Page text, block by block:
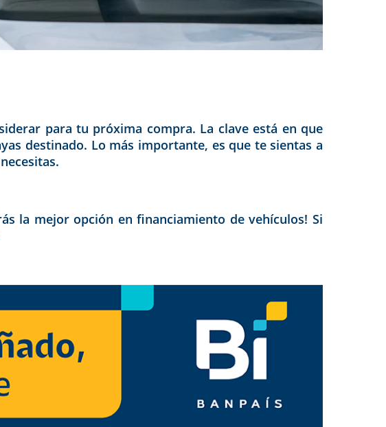
para tu próxima compra. La clave está en que
destinado. Lo más importante, es que te sientas a
la mejor opción en financiamiento de vehículos! Si